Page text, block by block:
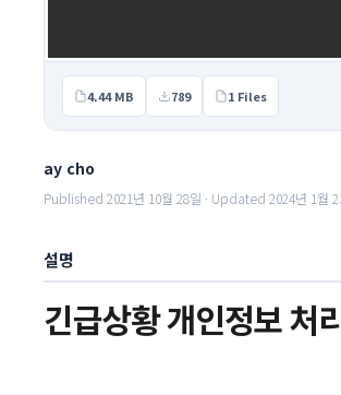
4.44 MB 789 1 Files
ay cho
Published 2021년 10월 28일 · Updated 2024년 1월
설명
긴급상황 개인정보 처